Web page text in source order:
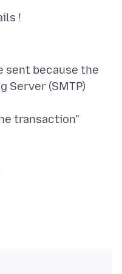
sent because the
Server (SMTP)